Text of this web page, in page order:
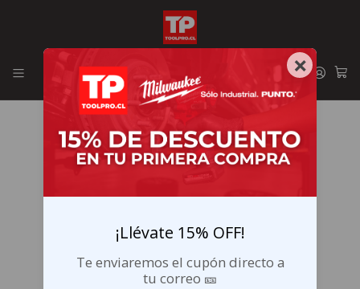
Envíos GRATIS en la RM por compras sobre $29.990
×
¡Llévate 15% OFF!
Te enviaremos el cupón directo a
tu correo 🎫